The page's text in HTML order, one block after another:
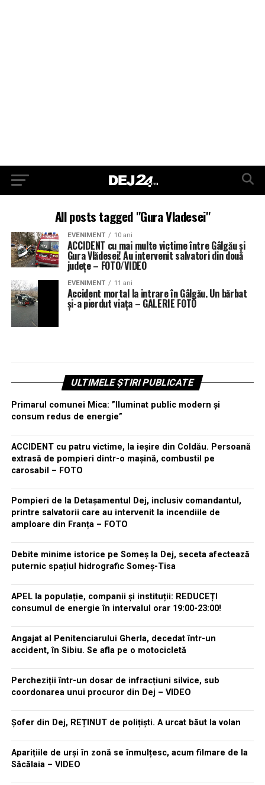
All posts tagged "Gura Vladesei"
EVENIMENT 10 ani
ACCIDENT cu mai multe victime între Gâlgău și
Gura Vlădesei! Au intervenit salvatori din două
județe – FOTO/VIDEO
EVENIMENT 11 ani
Accident mortal la intrare în Gâlgău. Un bărbat
și-a pierdut viața – GALERIE FOTO
ULTIMELE ȘTIRI PUBLICATE
Primarul comunei Mica: ”Iluminat public modern și
consum redus de energie”
ACCIDENT cu patru victime, la ieșire din Coldău. Persoană
extrasă de pompieri dintr-o mașină, combustil pe
carosabil – FOTO
Pompieri de la Detașamentul Dej, inclusiv comandantul,
printre salvatorii care au intervenit la incendiile de
amploare din Franța – FOTO
Debite minime istorice pe Someș la Dej, seceta afectează
puternic spațiul hidrografic Someș-Tisa
APEL la populație, companii și instituții: REDUCEȚI
consumul de energie în intervalul orar 19:00-23:00!
Angajat al Penitenciarului Gherla, decedat într-un
accident, în Sibiu. Se afla pe o motocicletă
Percheziții într-un dosar de infracțiuni silvice, sub
coordonarea unui procuror din Dej – VIDEO
Șofer din Dej, REȚINUT de polițiști. A urcat băut la volan
Aparițiile de urși în zonă se înmulțesc, acum filmare de la
Săcălaia – VIDEO